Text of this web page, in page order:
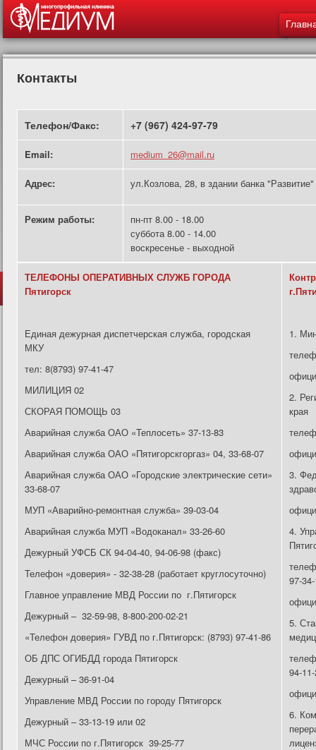
Контакты
Телефон/Факс: +7 (967) 424-97-79
Email: medium_26@mail.ru
Адрес: ул.Козлова, 28, в здании банка "Развитие"
Режим работы:
пн-пт 8.00 - 18.00
суббота 8.00 - 14.00
воскресенье - выходной
ТЕЛЕФОНЫ ОПЕРАТИВНЫХ СЛУЖБ ГОРОДА
Пятигорск
Единая дежурная диспетчерская служба, городская
МКУ
тел: 8(8793) 97-41-47
МИЛИЦИЯ 02
СКОРАЯ ПОМОЩЬ 03
Аварийная служба ОАО «Теплосеть» 37-13-83
Аварийная служба ОАО «Пятигорскгоргаз» 04, 33-68-07
Аварийная служба ОАО «Городские электрические сети»
33-68-07
МУП «Аварийно-ремонтная служба» 39-03-04
Аварийная служба МУП «Водоканал» 33-26-60
Дежурный УФСБ СК 94-04-40, 94-06-98 (факс)
Телефон «доверия» - 32-38-28 (работает круглосуточно)
Главное управление МВД России по г.Пятигорск
Дежурный – 32-59-98, 8-800-200-02-21
«Телефон доверия» ГУВД по г.Пятигорск: (8793) 97-41-86
ОБ ДПС ОГИБДД города Пятигорск
Дежурный – 36-91-04
Управление МВД России по городу Пятигорск
Дежурный – 33-13-19 или 02
МЧС России по г.Пятигорск 39-25-77
1.
2.
края
3.
4.
97-
5.
94-
6.